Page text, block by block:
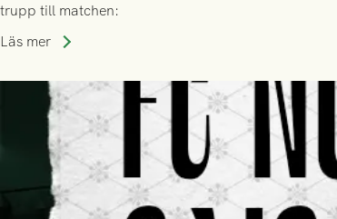
trupp till matchen:
Läs mer